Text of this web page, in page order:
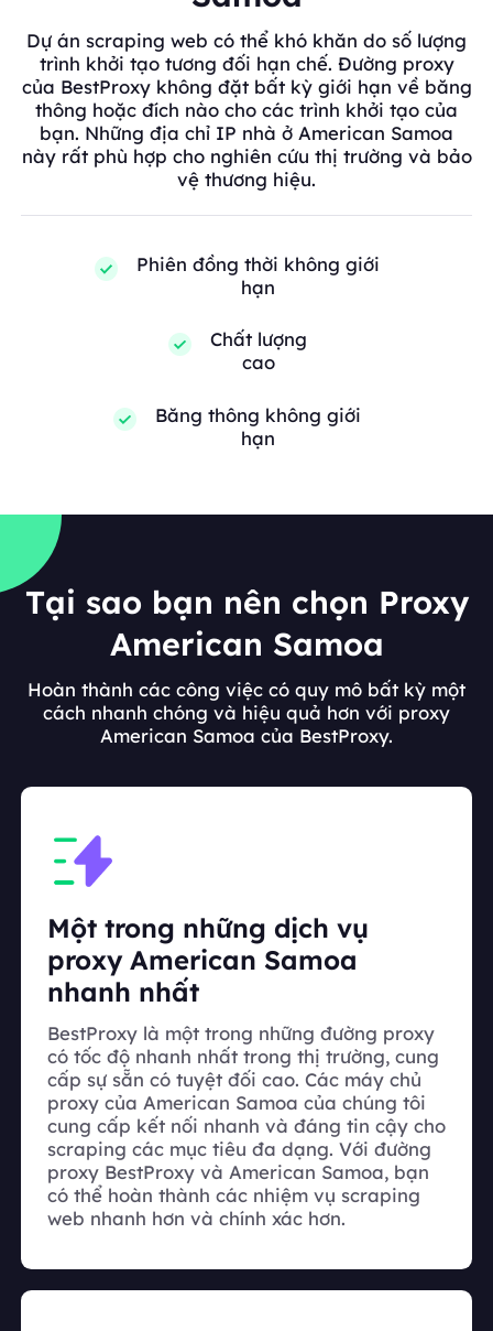
Dự án scraping web có thể khó khăn do số lượng
trình khởi tạo tương đối hạn chế. Đường proxy
của BestProxy không đặt bất kỳ giới hạn về băng
thông hoặc đích nào cho các trình khởi tạo của
bạn. Những địa chỉ IP nhà ở American Samoa
này rất phù hợp cho nghiên cứu thị trường và bảo
vệ thương hiệu.
Phiên đồng thời không giới
hạn
Chất lượng
cao
Băng thông không giới
hạn
Tại sao bạn nên chọn Proxy
American Samoa
Hoàn thành các công việc có quy mô bất kỳ một
cách nhanh chóng và hiệu quả hơn với proxy
American Samoa của BestProxy.
Một trong những dịch vụ
proxy American Samoa
nhanh nhất
BestProxy là một trong những đường proxy
có tốc độ nhanh nhất trong thị trường, cung
cấp sự sẵn có tuyệt đối cao. Các máy chủ
proxy của American Samoa của chúng tôi
cung cấp kết nối nhanh và đáng tin cậy cho
scraping các mục tiêu đa dạng. Với đường
proxy BestProxy và American Samoa, bạn
có thể hoàn thành các nhiệm vụ scraping
web nhanh hơn và chính xác hơn.